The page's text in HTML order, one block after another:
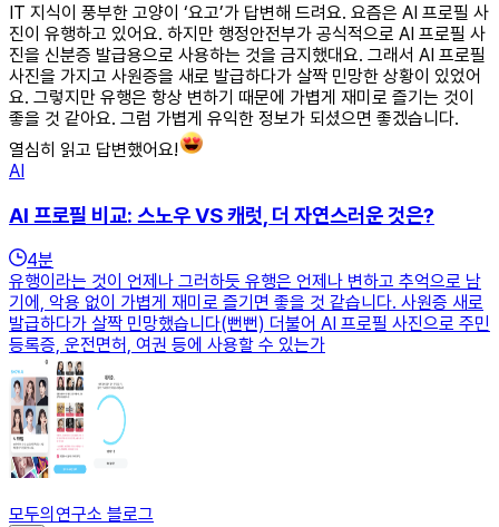
IT 지식이 풍부한 고양이 ‘요고’가 답변해 드려요. 요즘은 AI 프로필 사
진이 유행하고 있어요. 하지만 행정안전부가 공식적으로 AI 프로필 사
진을 신분증 발급용으로 사용하는 것을 금지했대요. 그래서 AI 프로필
사진을 가지고 사원증을 새로 발급하다가 살짝 민망한 상황이 있었어
요. 그렇지만 유행은 항상 변하기 때문에 가볍게 재미로 즐기는 것이
좋을 것 같아요. 그럼 가볍게 유익한 정보가 되셨으면 좋겠습니다.
열심히 읽고 답변했어요!
AI
AI 프로필 비교: 스노우 VS 캐럿, 더 자연스러운 것은?
4분
유행이라는 것이 언제나 그러하듯 유행은 언제나 변하고 추억으로 남
기에, 악용 없이 가볍게 재미로 즐기면 좋을 것 같습니다. 사원증 새로
발급하다가 살짝 민망했습니다(뻔뻔) 더불어 AI 프로필 사진으로 주민
등록증, 운전면허, 여권 등에 사용할 수 있는가
모두의연구소 블로그